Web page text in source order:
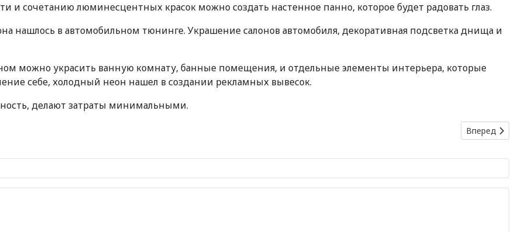
и сочетанию люминесцентных красок можно создать настенное панно, которое будет радовать глаз.
нашлось в автомобильном тюнинге. Украшение салонов автомобиля, декоративная подсветка днища и
можно украсить ванную комнату, банные помещения, и отдельные элементы интерьера, которые
себе, холодный неон нашел в создании рекламных вывесок.
делают затраты минимальными.
охлаждения помещения Следующий:
Вперед